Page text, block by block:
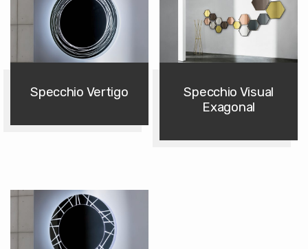
Specchio Vertigo
Specchio Visual
Exagonal